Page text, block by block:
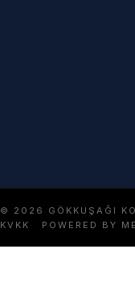
© 2026 GÖKKUŞAĞI
KVKK
POWERED BY